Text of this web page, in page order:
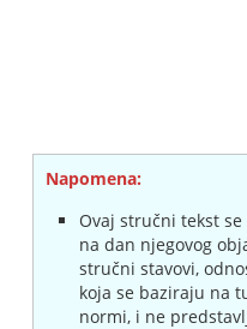
Napomena:
Ovaj stručni tekst
na dan njegovog
stručni stavovi,
koja se baziraju na
normi, i ne